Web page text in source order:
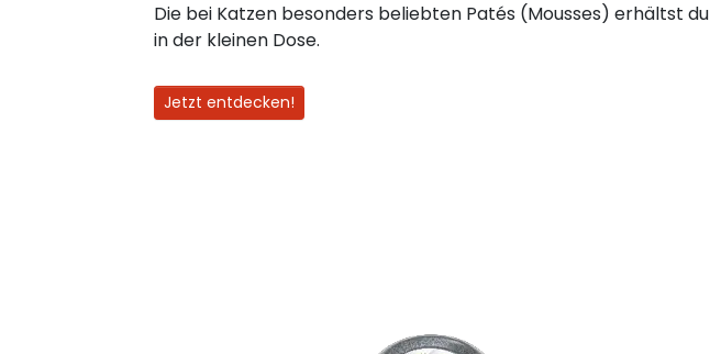
Die bei Katzen besonders beliebten Patés (Mousses) erhältst du
in der kleinen Dose.
Jetzt entdecken!